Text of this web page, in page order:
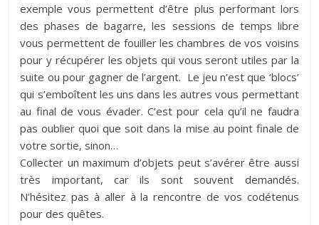
exemple vous permettent d’être plus performant lors
des phases de bagarre, les sessions de temps libre
vous permettent de fouiller les chambres de vos voisins
pour y récupérer les objets qui vous seront utiles par la
suite ou pour gagner de l’argent. Le jeu n’est que ‘blocs’
qui s’emboîtent les uns dans les autres vous permettant
au final de vous évader. C’est pour cela qu’il ne faudra
pas oublier quoi que soit dans la mise au point finale de
votre sortie, sinon…
Collecter un maximum d’objets peut s’avérer être aussi
très important, car ils sont souvent demandés.
N’hésitez pas à aller à la rencontre de vos codétenus
pour des quêtes.